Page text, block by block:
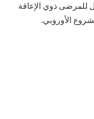
للمرضى ذوي الإعاقة
الأوروبي.